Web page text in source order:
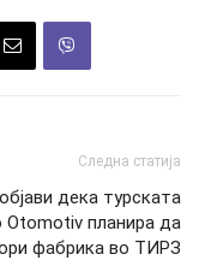
Следна статија
дека турската
Otomotiv планира да
фабрика во ТИРЗ